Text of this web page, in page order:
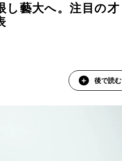
し藝大へ。注目の才
後で読む